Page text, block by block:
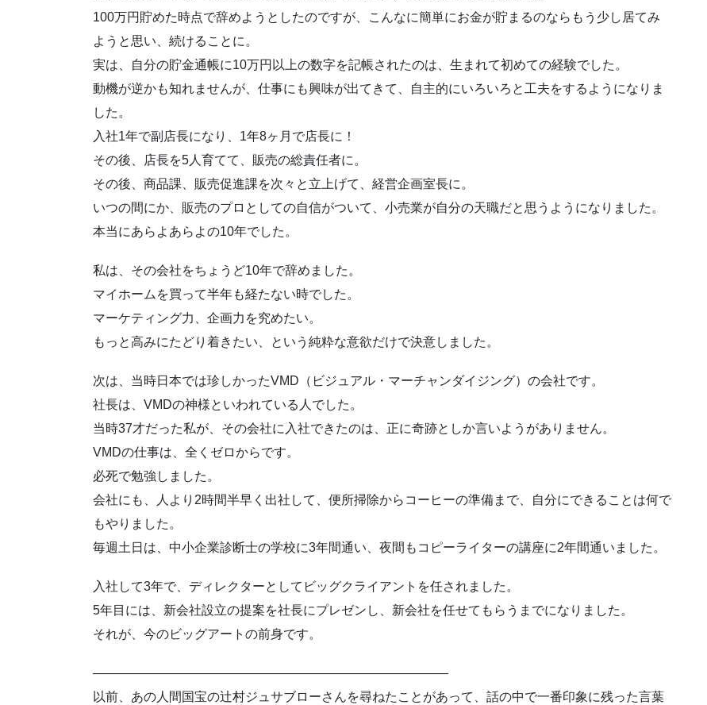
100万円貯めた時点で辞めようとしたのですが、こんなに簡単にお金が貯まるのならもう少し居てみ
ようと思い、続けることに。
実は、自分の貯金通帳に10万円以上の数字を記帳されたのは、生まれて初めての経験でした。
動機が逆かも知れませんが、仕事にも興味が出てきて、自主的にいろいろと工夫をするようになりま
した。
入社1年で副店長になり、1年8ヶ月で店長に！
その後、店長を5人育てて、販売の総責任者に。
その後、商品課、販売促進課を次々と立上げて、経営企画室長に。
いつの間にか、販売のプロとしての自信がついて、小売業が自分の天職だと思うようになりました。
本当にあらよあらよの10年でした。
私は、その会社をちょうど10年で辞めました。
マイホームを買って半年も経たない時でした。
マーケティング力、企画力を究めたい。
もっと高みにたどり着きたい、という純粋な意欲だけで決意しました。
次は、当時日本では珍しかったVMD（ビジュアル・マーチャンダイジング）の会社です。
社長は、VMDの神様といわれている人でした。
当時37才だった私が、その会社に入社できたのは、正に奇跡としか言いようがありません。
VMDの仕事は、全くゼロからです。
必死で勉強しました。
会社にも、人より2時間半早く出社して、便所掃除からコーヒーの準備まで、自分にできることは何で
もやりました。
毎週土日は、中小企業診断士の学校に3年間通い、夜間もコピーライターの講座に2年間通いました。
入社して3年で、ディレクターとしてビッグクライアントを任されました。
5年目には、新会社設立の提案を社長にプレゼンし、新会社を任せてもらうまでになりました。
それが、今のビッグアートの前身です。
————————————————————————————
以前、あの人間国宝の辻村ジュサブローさんを尋ねたことがあって、話の中で一番印象に残った言葉